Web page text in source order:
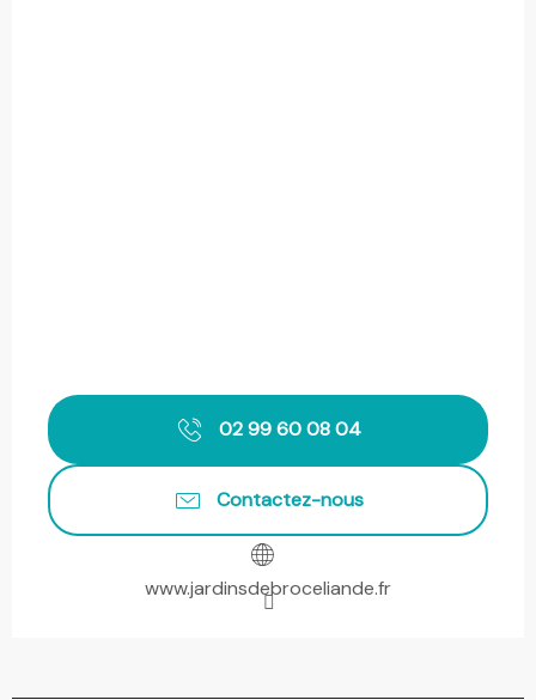
02 99 60 08 04
Contactez-nous
www.jardinsdebroceliande.fr